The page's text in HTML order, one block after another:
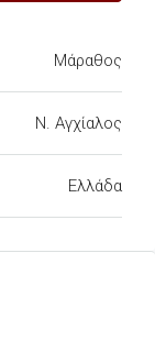
Μάραθος
Ν. Αγχίαλος
Ελλάδα